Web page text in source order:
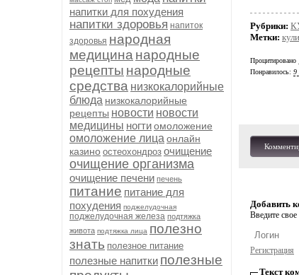
напитки для похудения
напитки здоровья напиток
здоровья народная
медицина народные
рецепты народные
средства низкокалорийные
блюда низкокалорийные
рецепты новости новости
медицины ногтиомоложение
омоложение лица онлайн
казино остеохондроз очищение
очищение организма
очищение печени печень
питание питание для
похудения поджелудочная
поджелудочная железа подтяжка
живота подтяжка лица полезно
знать полезное питание
полезные напитки полезные
Рубрики:
Метки:
Процитировано
Понравилось: 9
Добавить
Введите
Регистрация
Текст